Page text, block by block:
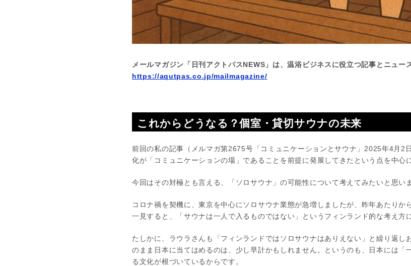
メールマガジン「日刊アクトパスNEWS」は、温浴ビジネスに役立つ記事とニュ
https://aqutpas.co.jp/mailmagazine/
これからどうなる？個室・貸切サウナの未来
前回の私の記事（メルマガ第2675号「コミュニケーションとサウナ」2025年4月2
化が「コミュニケーションの場」であることを前提に発展してきたという点を中心
今回はその対極とも言える、「ソロサウナ」の可能性について考えてみたいと思いま
コロナ禍を契機に、東京を中心にソロサウナ業態が急増しましたが、昨年あたりか
一見すると、「サウナは一人で入るものではない」というフィンランド的な考え方
たしかに、ラウラさんも「フィンランドではソロサウナはありえない」と繰り返し
のまま日本に当てはめるのは、少し早計かもしれません。というのも、日本には「
る文化が根づいているからです。